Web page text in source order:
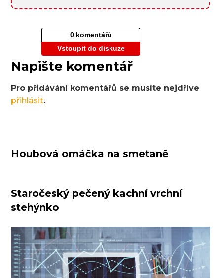
0 komentářů
Vstoupit do diskuze
Napište komentář
Pro přidávání komentářů se musíte nejdříve
přihlásit.
Houbová omáčka na smetaně
Staročeský pečený kachní vrchní
stehýnko